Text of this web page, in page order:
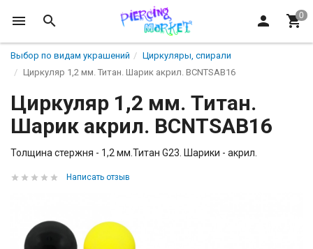
Выбор по видам украшений
Циркуляры, спирали
Циркуляр 1,2 мм. Титан. Шарик акрил. BCNTSAB16
Циркуляр 1,2 мм. Титан.
Шарик акрил. BCNTSAB16
Толщина стержня - 1,2 мм.Титан G23. Шарики - акрил.
Написать отзыв